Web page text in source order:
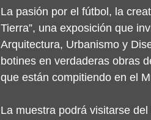
La pasión por el fútbol, la
Tierra”, una exposición que
Arquitectura, Urbanismo y
botines en verdaderas obras
que están compitiendo en el
La muestra podrá visitarse